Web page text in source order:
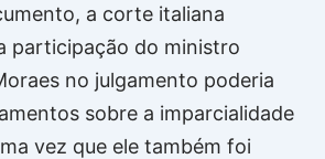
a corte italiana
participação do ministro
no julgamento poderia
sobre a imparcialidade
vez que ele também foi